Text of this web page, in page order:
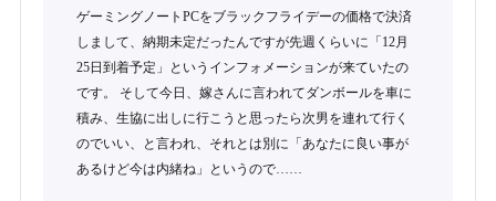
ゲーミングノートPCをブラックフライデーの価格で決済
しまして、納期未定だったんですが先週くらいに「12月
25日到着予定」というインフォメーションが来ていたの
です。 そして今日、嫁さんに言われてダンボールを車に
積み、生協に出しに行こうと思ったら次男を連れて行く
のでいい、と言われ、それとは別に「あなたに良い事が
あるけど今は内緒ね」というので……